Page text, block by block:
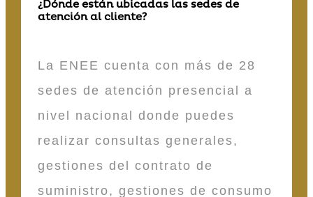
¿Dónde están ubicadas las sedes de
atención al cliente?
La ENEE cuenta con más de 28
sedes de atención presencial a
nivel nacional donde puedes
realizar consultas generales,
gestiones del contrato de
suministro, gestiones de consumo